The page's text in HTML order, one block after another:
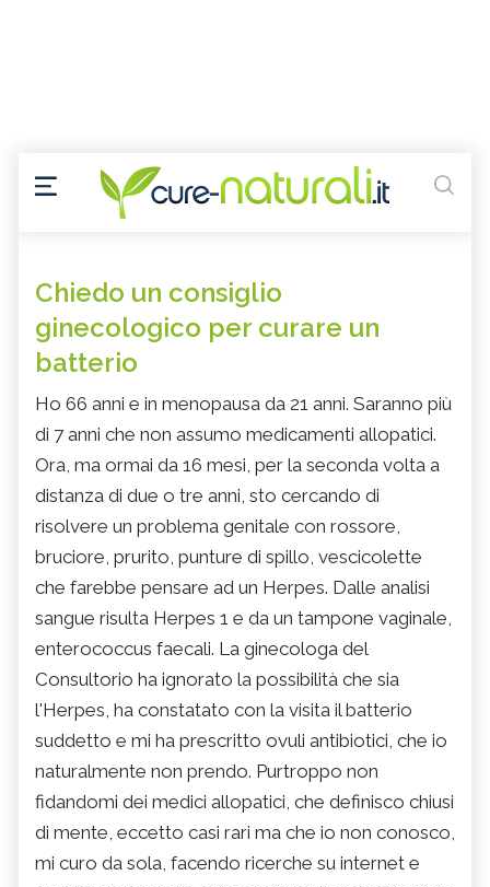
Chiedo un consiglio
ginecologico per curare un
batterio
Ho 66 anni e in menopausa da 21 anni. Saranno più
di 7 anni che non assumo medicamenti allopatici.
Ora, ma ormai da 16 mesi, per la seconda volta a
distanza di due o tre anni, sto cercando di
risolvere un problema genitale con rossore,
bruciore, prurito, punture di spillo, vescicolette
che farebbe pensare ad un Herpes. Dalle analisi
sangue risulta Herpes 1 e da un tampone vaginale,
enterococcus faecali. La ginecologa del
Consultorio ha ignorato la possibilità che sia
l'Herpes, ha constatato con la visita il batterio
suddetto e mi ha prescritto ovuli antibiotici, che io
naturalmente non prendo. Purtroppo non
fidandomi dei medici allopatici, che definisco chiusi
di mente, eccetto casi rari ma che io non conosco,
mi curo da sola, facendo ricerche su internet e